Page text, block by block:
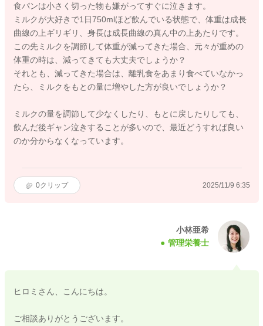
食パンは小さく切った物も嫌がってすぐに泣きます。
ミルクが大好きで1日750mlほど飲んでいる状態で、体重は成長
曲線の上ギリギリ、身長は成長曲線の真ん中の上あたりです。
この先ミルクを調節して体重が減ってきた場合、元々が重めの
体重の時は、減ってきても大丈夫でしょうか？
それとも、減ってきた場合は、離乳食をあまり食べていなかっ
たら、ミルクをもとの量に増やした方が良いでしょうか？
ミルクの量を調節して少なくしたり、もとに戻したりしても、
飲んだ後ギャン泣きすることが多いので、最近どうすれば良い
のか分からなくなっています。
0クリップ 2025/11/9 6:35
小林亜希
管理栄養士
ヒロミさん、こんにちは。
ご相談ありがとうございます。